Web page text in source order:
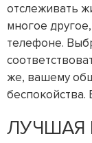
отслеживать
многое
телефоне.
же, вашему
ЛУЧШАЯ